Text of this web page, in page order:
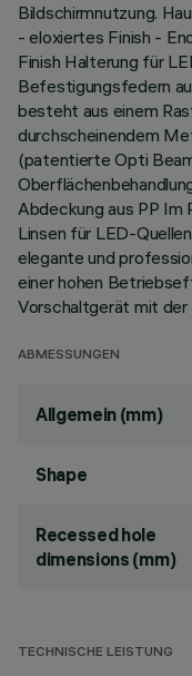
Bildschirmnutzung.
- eloxiertes Finish -
Finish Halterung für
Befestigungsfedern
besteht aus einem
durchscheinendem
(patentierte Opti
Abdeckung aus PP
Linsen für LED-
elegante und
einer hohen
Vorschaltgerät mit der
ABMESSUNGEN
Allgemein (mm)
Shape
Recessed hole
dimensions (mm)
TECHNISCHE LEISTUNG